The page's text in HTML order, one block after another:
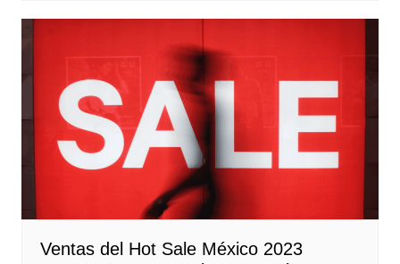
Ventas del Hot Sale México 2023